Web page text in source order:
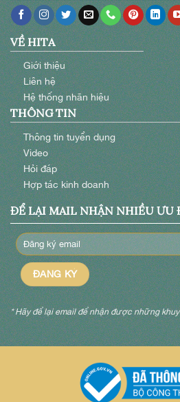
VỀ HITA
Giới thiệu
Liên hệ
Hệ thống nhãn hiệu
THÔNG TIN
Thông tin tuyển dụng
Video
Hỏi đáp
Hợp tác kinh doanh
ĐỂ LẠI MAIL NHẬN NHIỀU ƯU
* Hãy để lại email để nhận được những